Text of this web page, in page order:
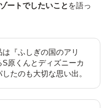
ートでしたいこと を語っ
『ふしぎの国のアリ
原くんとディズニーカ
たのも大切な思い出。